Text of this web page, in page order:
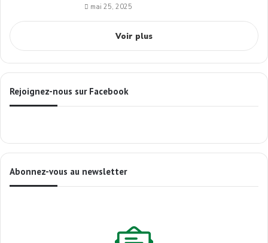
mai 25, 2025
Voir plus
Rejoignez-nous sur Facebook
Abonnez-vous au newsletter